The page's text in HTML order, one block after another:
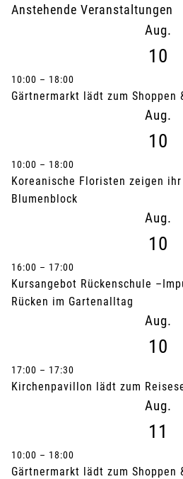
Anstehende Veranstaltungen
Aug.
10
10:00 – 18:00
Gärtnermarkt lädt zum Shoppen
Aug.
10
10:00 – 18:00
Koreanische Floristen zeigen ihr
Blumenblock
Aug.
10
16:00 – 17:00
Kursangebot Rückenschule
Rücken im Gartenalltag
Aug.
10
17:00 – 17:30
Kirchenpavillon lädt zum
Aug.
11
10:00 – 18:00
Gärtnermarkt lädt zum Shoppen